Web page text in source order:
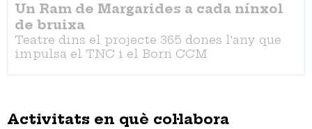
Un Ram de Margarides a cada nínxol
de bruixa
Teatre dins el projecte 365 dones l'any que
impulsa el TNC i el Born CCM
Activitats en què col·labora